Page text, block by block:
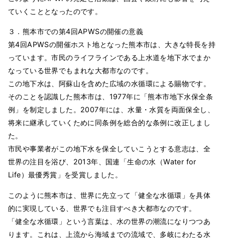
ていくこととなったのです。
３．熊本市での第4回APWSの開催の意義
第4回APWSの開催ホスト地となった熊本市は、大きな特長を持
っています。市民のライフラインである上水道を地下水でまか
なっている世界でもまれな大都市なのです。
この地下水は、阿蘇山を含めた広域の水循環による賜物です。
そのことを認識した熊本市は、1977年に「熊本市地下水保全条
例」を制定しました。2007年には、水量・水質を両面保全し、
将来に継承していくために同条例を総合的な条例に改正しまし
た。
市民や事業者がこの地下水を保全していこうとする意志は、全
世界の注目を浴び、2013年、国連「生命の水（Water for
Life）最優秀賞」を受賞しました。
このように熊本市は、世界に先立って「健全な水循環」を具体
的に実現している、世界でも注目すべき大都市なのです。
「健全な水循環」という言葉は、水の世界の潮流になりつつあ
ります。これは、上流から海域までの流域で、多岐にわたる水